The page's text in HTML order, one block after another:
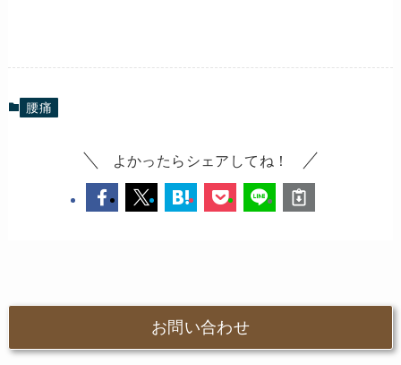
腰痛
よかったらシェアしてね！
お問い合わせ